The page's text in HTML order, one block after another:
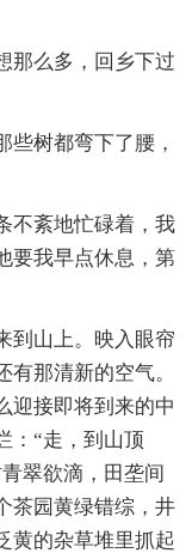
那么多，回乡下过
些树都弯下了腰，
紊地忙碌着，我
要我早点休息，第
到山上。映入眼帘
那清新的空气。
迎接即将到来的中
：“走，到山顶
翠欲滴，田垄间
茶园黄绿错综，井
黄的杂草堆里抓起